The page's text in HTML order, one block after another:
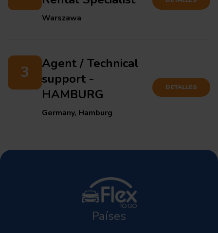
Warszawa
3
Agent / Technical
support -
HAMBURG
Germany, Hamburg
DETALLES
Países